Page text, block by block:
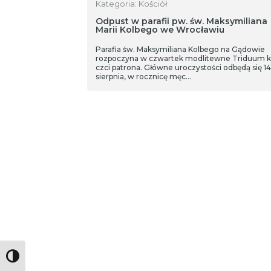
Toggle High Contrast
Kategoria: Kościół
Odpust w parafii pw. św. Maksymiliana
Marii Kolbego we Wrocławiu
Parafia św. Maksymiliana Kolbego na Gądowie
rozpoczyna w czwartek modlitewne Triduum
czci patrona. Główne uroczystości odbędą się 14
sierpnia, w rocznicę męc…